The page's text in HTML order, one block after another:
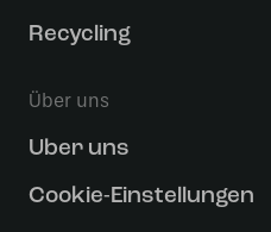
Recycling
Über uns
Uber uns
Cookie-Einstellungen